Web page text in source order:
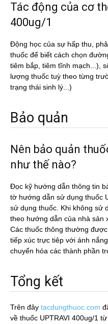
Tác động của cơ
400ug/1
Động học của sự hấp thu,
thuốc để biết cách chọn
tiêm bắp, tiêm tĩnh mạch...),
lượng thuốc tuỳ theo từng
trạng thái sinh lý...)
Bảo quản
Nên bảo quản
như thế nào?
Đọc kỹ hướng dẫn thông tin
tờ hướng dẫn sử dụng thuốc
sử dụng thuốc. Khi không sử
theo hướng dẫn của nhà sản
Các thuốc thông thường
tiếp xúc trực tiêp với ánh
chuyển hóa các thành phần
Tổng kết
Trên đây tacdungthuoc.com
về thuốc UPTRAVI 400ug/1